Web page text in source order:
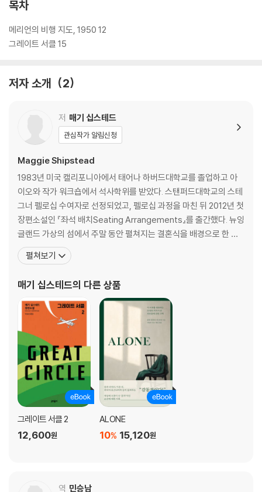
기의 힘’으로 순수한 즐거움을 선사하며 독자의 마음을 완전히 사로잡는
다.
목차
메리언의 비행 지도, 1950 12
그레이트 서클 15
저자 소개 2
저 매기 십스테드
관심작가 알림신청
Maggie Shipstead
1983년 미국 캘리포니아에서 태어나 하버드대학교를 졸업하고 아
이오와 작가 워크숍에서 석사학위를 받았다. 스탠퍼드대학교의 스테
그너 펠로십 수여자로 선정되었고, 펠로십 과정을 마친 뒤 2012년 첫
장편소설인 『좌석 배치Seating Arrangements』를 출간했다. 뉴잉
글랜드 가상의 섬에서 주말 동안 펼쳐지는 결혼식을 배경으로 한 이
데뷔작은 로스앤젤레스 타임스 도서상과 딜런 토머스 상을 수상했다.
세번째 장편소설 『그레이트 서클』(2021)은 20세기 초에 태어나 비
세기에 메리언을 연기하는 할리우드 영화
펼쳐보기
매기 십스테드의 다른 상품
그레이트 서클 2
12,600원
ALONE
15,120원
10%
역 민승남